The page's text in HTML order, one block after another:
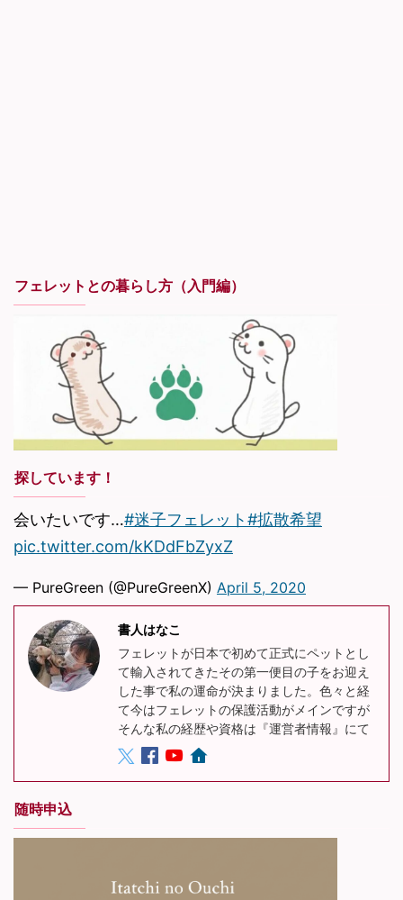
フェレットとの暮らし方（入門編）
探しています！
会いたいです…#迷子フェレット#拡散希望
pic.twitter.com/kKDdFbZyxZ
— PureGreen (@PureGreenX) April 5, 2020
書人はなこ
フェレットが日本で初めて正式にペットとし
て輸入されてきたその第一便目の子をお迎え
した事で私の運命が決まりました。色々と経
て今はフェレットの保護活動がメインですが
そんな私の経歴や資格は『運営者情報』にて
随時申込